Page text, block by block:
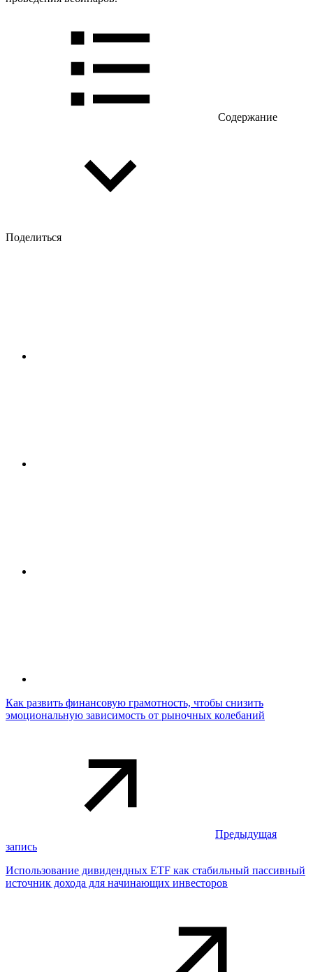
Содержание
Поделиться
Как развить финансовую грамотность, чтобы снизить
эмоциональную зависимость от рыночных колебаний
Предыдущая
запись
Использование дивидендных ETF как стабильный пассивный
источник дохода для начинающих инвесторов